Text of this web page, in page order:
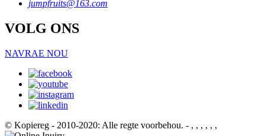
jumpfruits@163.com
VOLG ONS
NAVRAE NOU
© Kopiereg - 2010-2020: Alle regte voorbehou. - , , , , , ,